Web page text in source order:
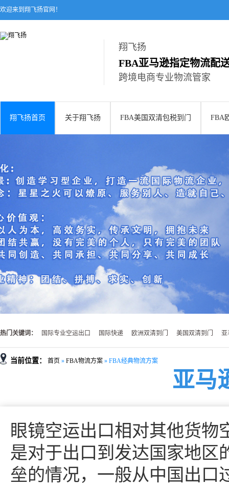
欢迎来到翔飞扬官网！
翔飞扬
FBA亚马逊指定物流配
跨境电商专业物流管家
翔飞扬首页 关于翔飞扬 FBA美国双清包税到门 FBA
热门关键词： 国际专业空运出口 国际快递 欧洲双清到门 美国双清到门 亚
当前位置： 首页 » FBA物流方案 » FBA经典物流方案
亚马
眼镜空运出口相对其他货物
是对于出口到发达国家地区
垒的情况，一般从中国出口